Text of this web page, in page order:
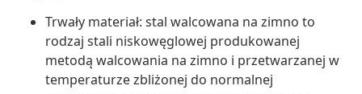
Trwały materiał: stal walcowana na zimno to
rodzaj stali niskowęglowej produkowanej
metodą walcowania na zimno i przetwarzanej w
temperaturze zbliżonej do normalnej